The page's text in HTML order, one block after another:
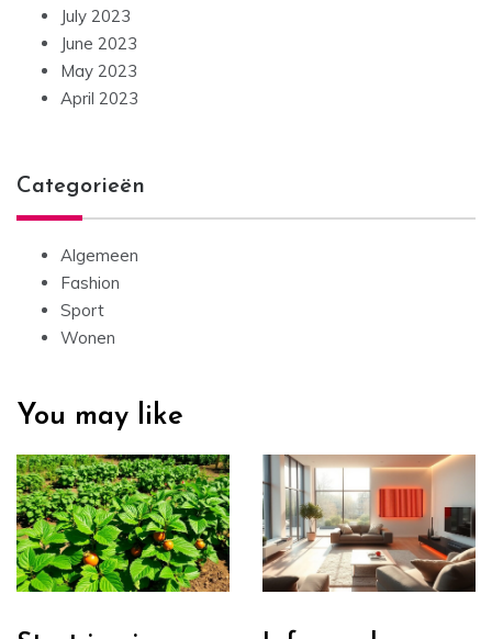
July 2023
June 2023
May 2023
April 2023
Categorieën
Algemeen
Fashion
Sport
Wonen
You may like